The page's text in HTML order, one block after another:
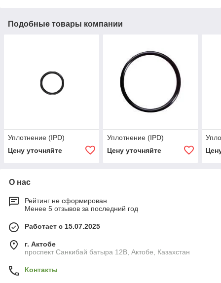
Подобные товары компании
Уплотнение (IPD)
Цену уточняйте
Уплотнение (IPD)
Цену уточняйте
О нас
Рейтинг не сформирован
Менее 5 отзывов за последний год
Работает с 15.07.2025
г. Актобе
проспект Санкибай батыра 12В, Актобе, Казахстан
Контакты